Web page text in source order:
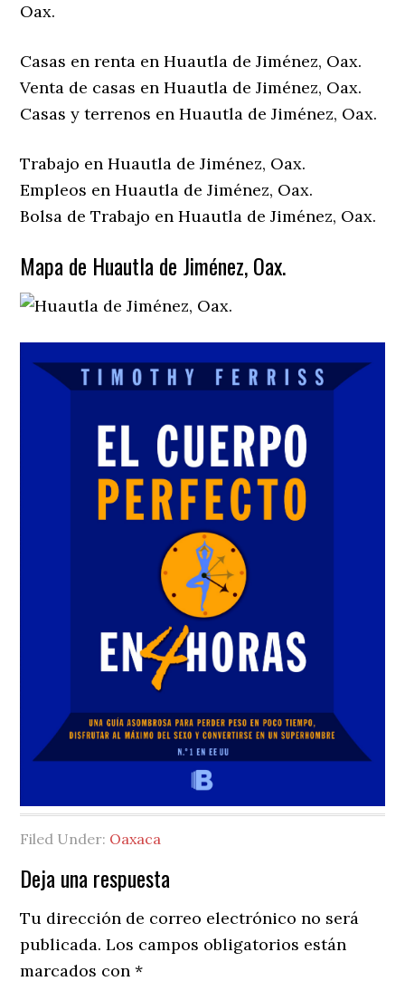
Oax.
Casas en renta en Huautla de Jiménez, Oax.
Venta de casas en Huautla de Jiménez, Oax.
Casas y terrenos en Huautla de Jiménez, Oax.
Trabajo en Huautla de Jiménez, Oax.
Empleos en Huautla de Jiménez, Oax.
Bolsa de Trabajo en Huautla de Jiménez, Oax.
Mapa de Huautla de Jiménez, Oax.
Filed Under: Oaxaca
Reader
Interactions
Deja una respuesta
Tu dirección de correo electrónico no será
publicada. Los campos obligatorios están
marcados con*